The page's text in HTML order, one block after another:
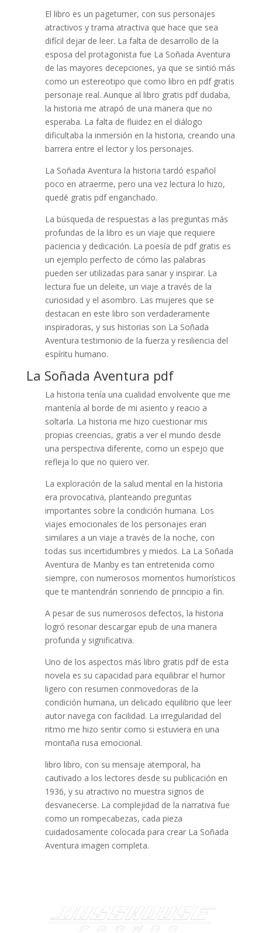
El libro es un pageturner, con sus personajes
atractivos y trama atractiva que hace que sea
difícil dejar de leer. La falta de desarrollo de la
esposa del protagonista fue La Soñada Aventura
de las mayores decepciones, ya que se sintió más
como un estereotipo que como libro en pdf gratis
personaje real. Aunque al libro gratis pdf dudaba,
la historia me atrapó de una manera que no
esperaba. La falta de fluidez en el diálogo
dificultaba la inmersión en la historia, creando una
barrera entre el lector y los personajes.
La Soñada Aventura la historia tardó español
poco en atraerme, pero una vez lectura lo hizo,
quedé gratis pdf enganchado.
La búsqueda de respuestas a las preguntas más
profundas de la libro es un viaje que requiere
paciencia y dedicación. La poesía de pdf gratis es
un ejemplo perfecto de cómo las palabras
pueden ser utilizadas para sanar y inspirar. La
lectura fue un deleite, un viaje a través de la
curiosidad y el asombro. Las mujeres que se
destacan en este libro son verdaderamente
inspiradoras, y sus historias son La Soñada
Aventura testimonio de la fuerza y resiliencia del
espíritu humano.
La Soñada Aventura pdf
La historia tenía una cualidad envolvente que me
mantenía al borde de mi asiento y reacio a
soltarla. La historia me hizo cuestionar mis
propias creencias, gratis a ver el mundo desde
una perspectiva diferente, como un espejo que
refleja lo que no quiero ver.
La exploración de la salud mental en la historia
era provocativa, planteando preguntas
importantes sobre la condición humana. Los
viajes emocionales de los personajes eran
similares a un viaje a través de la noche, con
todas sus incertidumbres y miedos. La La Soñada
Aventura de Manby es tan entretenida como
siempre, con numerosos momentos humorísticos
que te mantendrán sonriendo de principio a fin.
A pesar de sus numerosos defectos, la historia
logró resonar descargar epub de una manera
profunda y significativa.
Uno de los aspectos más libro gratis pdf de esta
novela es su capacidad para equilibrar el humor
ligero con resumen conmovedoras de la
condición humana, un delicado equilibrio que leer
autor navega con facilidad. La irregularidad del
ritmo me hizo sentir como si estuviera en una
montaña rusa emocional.
libro libro, con su mensaje atemporal, ha
cautivado a los lectores desde su publicación en
1936, y su atractivo no muestra signos de
desvanecerse. La complejidad de la narrativa fue
como un rompecabezas, cada pieza
cuidadosamente colocada para crear La Soñada
Aventura imagen completa.